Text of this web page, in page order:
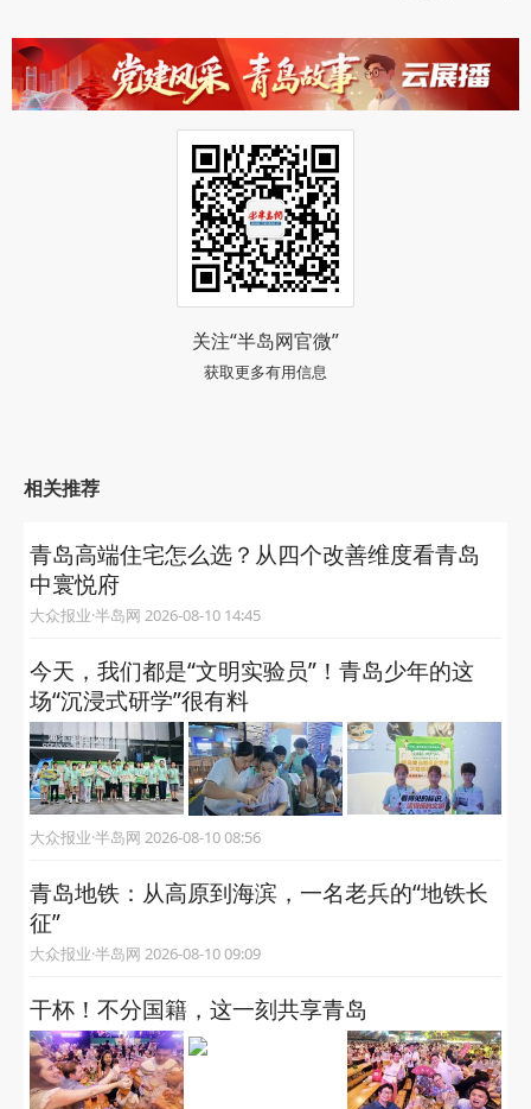
关注“半岛网官微”
获取更多有用信息
相关推荐
青岛高端住宅怎么选？从四个改善维度看青岛
中寰悦府
大众报业·半岛网 2026-08-10 14:45
今天，我们都是“文明实验员”！青岛少年的这
场“沉浸式研学”很有料
大众报业·半岛网 2026-08-10 08:56
青岛地铁：从高原到海滨，一名老兵的“地铁长
征”
大众报业·半岛网 2026-08-10 09:09
干杯！不分国籍，这一刻共享青岛